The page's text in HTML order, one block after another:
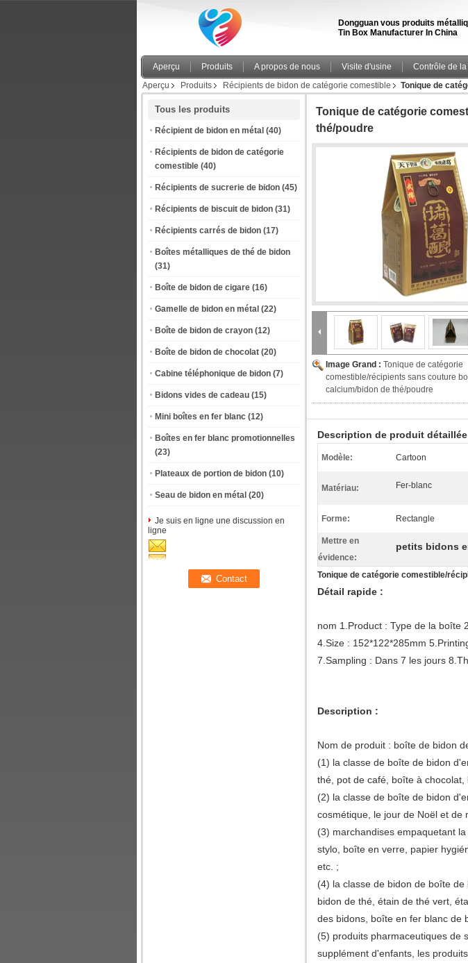
Dongguan vous produits
Tin Box Manufacturer In China
Aperçu Produits A propos de nous Visite d'usine Contrôle de
Aperçu
Produits Récipients de bidon de catégorie comestible Tonique de
Tous les produits
Récipient de bidon en métal (40)
Récipients de bidon de catégorie
comestible (40)
Récipients de sucrerie de bidon (45)
Récipients de biscuit de bidon (31)
Récipients carrés de bidon (17)
Boîtes métalliques de thé de bidon
(31)
Boîte de bidon de cigare (16)
Gamelle de bidon en métal (22)
Boîte de bidon de crayon (12)
Boîte de bidon de chocolat (20)
Cabine téléphonique de bidon (7)
Bidons vides de cadeau (15)
Mini boîtes en fer blanc (12)
Boîtes en fer blanc promotionnelles
(23)
Plateaux de portion de bidon (10)
Seau de bidon en métal (20)
Je suis en ligne une discussion en
ligne
Tonique de catégorie
thé/poudre
Image Grand : Tonique de catégorie
comestible/récipients sans couture
calcium/bidon de thé/poudre
Description de produit détaillée
Modèle: Cartoon
Matériau: Fer-blanc
Forme: Rectangle
Mettre en
évidence:
petits bidons
Tonique de catégorie comestible/
Détail rapide :
nom 1.Product : Type de la boîte
4.Size : 152*122*285mm
7.Sampling : Dans 7 les jours
Description :
Nom de produit : boîte de bidon
(1) la classe de boîte de bidon
thé, pot de café, boîte à
(2) la classe de boîte de bidon
cosmétique, le jour de Noël et de
(3) marchandises empaquetant
stylo, boîte en verre, papier
etc. ;
(4) la classe de bidon de boîte
bidon de thé, étain de thé vert,
des bidons, boîte en fer blanc de
(5) produits pharmaceutiques de
supplément d'enfants, les